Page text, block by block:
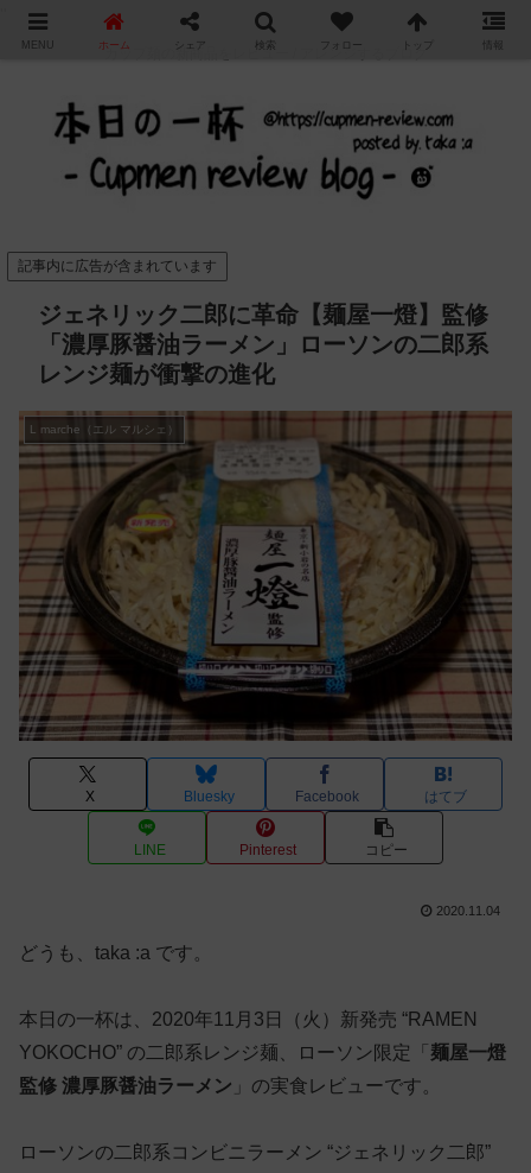
カップ麺の新商品をレビュー / アレンジするブログ
記事内に広告が含まれています
ジェネリック二郎に革命【麺屋一燈】監修
「濃厚豚醤油ラーメン」ローソンの二郎系
レンジ麺が衝撃の進化
L marche（エル マルシェ）
X Bluesky Facebook はてブ
LINE Pinterest コピー
2020.11.04
どうも、taka :a です。
本日の一杯は、2020年11月3日（火）新発売 “RAMEN
YOKOCHO” の二郎系レンジ麺、ローソン限定「 麺屋一燈
監修 濃厚豚醤油ラーメン 」の実食レビューです。
ローソンの二郎系コンビニラーメン “ジェネリック二郎”
MENU ホーム シェア 検索 フォロー トップ 情報